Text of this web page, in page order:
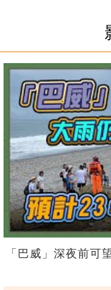
「巴威」深夜前可